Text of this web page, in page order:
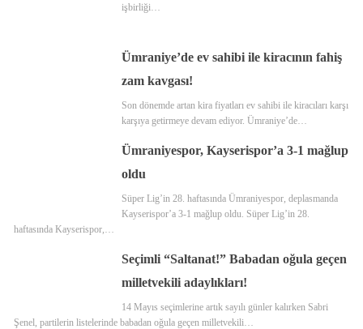
işbirliği…
Ümraniye’de ev sahibi ile kiracının fahiş
zam kavgası!
Son dönemde artan kira fiyatları ev sahibi ile kiracıları karşı
karşıya getirmeye devam ediyor. Ümraniye’de…
Ümraniyespor, Kayserispor’a 3-1 mağlup
oldu
Süper Lig’in 28. haftasında Ümraniyespor, deplasmanda
Kayserispor’a 3-1 mağlup oldu. Süper Lig’in 28.
haftasında Kayserispor,…
Seçimli “Saltanat!” Babadan oğula geçen
milletvekili adaylıkları!
14 Mayıs seçimlerine artık sayılı günler kalırken Sabri
Şenel, partilerin listelerinde babadan oğula geçen milletvekili…